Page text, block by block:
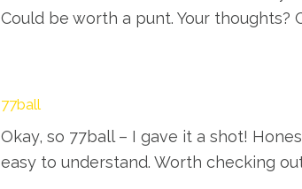
Could be worth a punt. Your thoughts?
77ball
Okay, so 77ball – I gave it a shot!
easy to understand. Worth checking